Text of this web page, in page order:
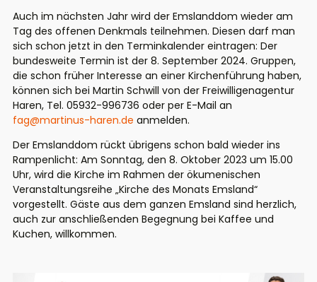
Auch im nächsten Jahr wird der Emslanddom wieder am
Tag des offenen Denkmals teilnehmen. Diesen darf man
sich schon jetzt in den Terminkalender eintragen: Der
bundesweite Termin ist der 8. September 2024. Gruppen,
die schon früher Interesse an einer Kirchenführung haben,
können sich bei Martin Schwill von der Freiwilligenagentur
Haren, Tel. 05932-996736 oder per E-Mail an
fag@martinus-haren.de anmelden.
Der Emslanddom rückt übrigens schon bald wieder ins
Rampenlicht: Am Sonntag, den 8. Oktober 2023 um 15.00
Uhr, wird die Kirche im Rahmen der ökumenischen
Veranstaltungsreihe „Kirche des Monats Emsland“
vorgestellt. Gäste aus dem ganzen Emsland sind herzlich,
auch zur anschließenden Begegnung bei Kaffee und
Kuchen, willkommen.